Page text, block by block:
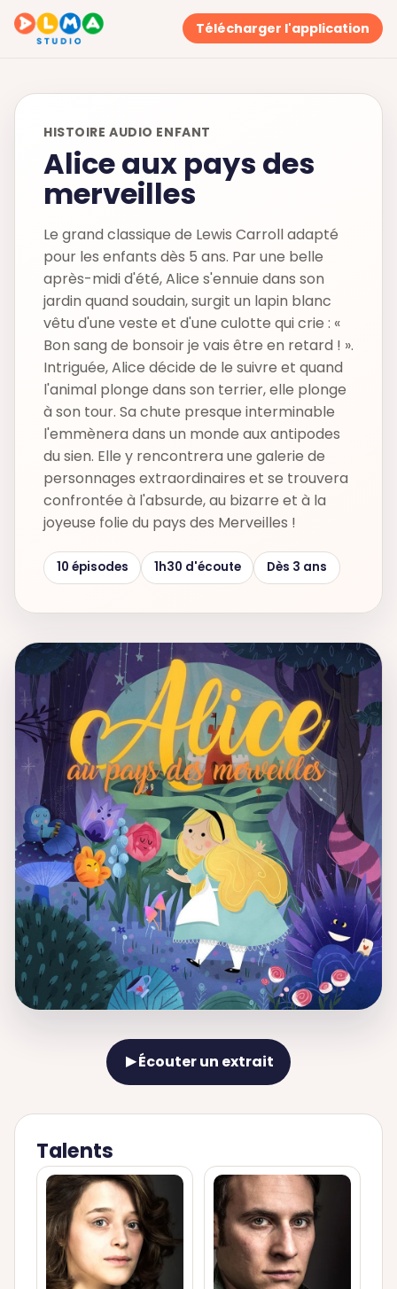
Télécharger l'application
HISTOIRE AUDIO ENFANT
Alice aux pays des
merveilles
Le grand classique de Lewis Carroll adapté
pour les enfants dès 5 ans. Par une belle
après-midi d'été, Alice s'ennuie dans son
jardin quand soudain, surgit un lapin blanc
vêtu d'une veste et d'une culotte qui crie : «
Bon sang de bonsoir je vais être en retard ! ».
Intriguée, Alice décide de le suivre et quand
l'animal plonge dans son terrier, elle plonge
à son tour. Sa chute presque interminable
l'emmènera dans un monde aux antipodes
du sien. Elle y rencontrera une galerie de
personnages extraordinaires et se trouvera
confrontée à l'absurde, au bizarre et à la
joyeuse folie du pays des Merveilles !
10 épisodes 1h30 d'écoute Dès 3 ans
▶Écouter un extrait
Talents